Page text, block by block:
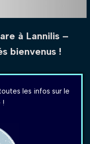
à Lannilis –
bienvenus !
les infos sur le
!